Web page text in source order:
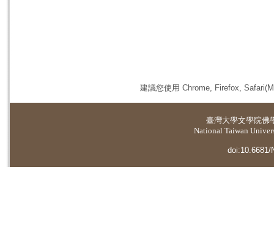
建議您使用 Chrome, Firefox,
臺灣大學文學院佛
National Taiwan
doi:10.6681/